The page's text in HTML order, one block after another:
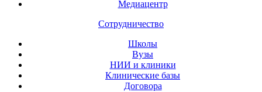
Медиацентр
Сотрудничество
Школы
Вузы
НИИ и клиники
Клинические базы
Договора